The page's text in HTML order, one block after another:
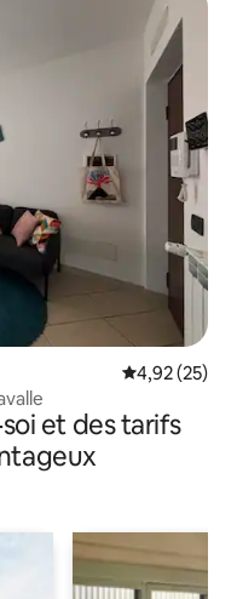
Évaluation
4,92 (25)
et des tarifs